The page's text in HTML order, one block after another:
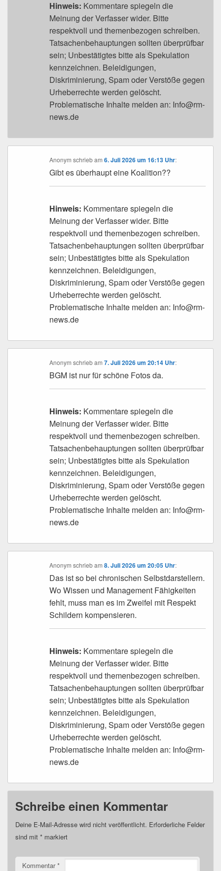
Hinweis: Kommentare spiegeln die
Meinung der Verfasser wider. Bitte
respektvoll und themenbezogen schreiben.
Tatsachenbehauptungen sollten überprüfbar
sein; Unbestätigtes bitte als Spekulation
kennzeichnen. Beleidigungen,
Diskriminierung, Spam oder Verstöße gegen
Urheberrechte werden gelöscht.
Problematische Inhalte melden an: Info@rm-
news.de
Anonym schriebam6. Juli 2026 um 16:13 Uhr:
Gibt es überhaupt eine Koalition??
Hinweis: Kommentare spiegeln die
Meinung der Verfasser wider. Bitte
respektvoll und themenbezogen schreiben.
Tatsachenbehauptungen sollten überprüfbar
sein; Unbestätigtes bitte als Spekulation
kennzeichnen. Beleidigungen,
Diskriminierung, Spam oder Verstöße gegen
Urheberrechte werden gelöscht.
Problematische Inhalte melden an: Info@rm-
news.de
Anonym schriebam7. Juli 2026 um 20:14 Uhr:
BGM ist nur für schöne Fotos da.
Hinweis: Kommentare spiegeln die
Meinung der Verfasser wider. Bitte
respektvoll und themenbezogen schreiben.
Tatsachenbehauptungen sollten überprüfbar
sein; Unbestätigtes bitte als Spekulation
kennzeichnen. Beleidigungen,
Diskriminierung, Spam oder Verstöße gegen
Urheberrechte werden gelöscht.
Problematische Inhalte melden an: Info@rm-
news.de
Anonym schriebam8. Juli 2026 um 20:05 Uhr:
Das ist so bei chronischen Selbstdarstellern.
Wo Wissen und Management Fähigkeiten
fehlt, muss man es im Zweifel mit Respekt
Schildern kompensieren.
Hinweis: Kommentare spiegeln die
Meinung der Verfasser wider. Bitte
respektvoll und themenbezogen schreiben.
Tatsachenbehauptungen sollten überprüfbar
sein; Unbestätigtes bitte als Spekulation
kennzeichnen. Beleidigungen,
Diskriminierung, Spam oder Verstöße gegen
Urheberrechte werden gelöscht.
Problematische Inhalte melden an: Info@rm-
news.de
Schreibe einen Kommentar
Deine E-Mail-Adresse wird nicht veröffentlicht. Erforderliche Felder
sind mit * markiert
Kommentar*